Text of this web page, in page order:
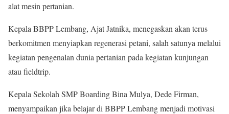
alat mesin pertanian.
Kepala BBPP Lembang, Ajat Jatnika, menegaskan akan terus
berkomitmen menyiapkan regenerasi petani, salah satunya melalui
kegiatan pengenalan dunia pertanian pada kegiatan kunjungan
atau fieldtrip.
Kepala Sekolah SMP Boarding Bina Mulya, Dede Firman,
menyampaikan jika belajar di BBPP Lembang menjadi motivasi